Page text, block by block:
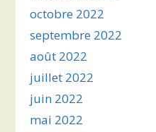
octobre 2022
septembre 2022
août 2022
juillet 2022
juin 2022
mai 2022